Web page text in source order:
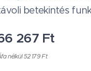
betekintés
267Ft
nélkül 52 179 Ft